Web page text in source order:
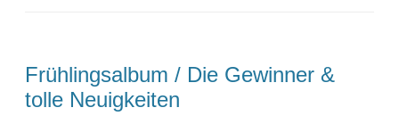
Frühlingsalbum / Die Gewinner &
tolle Neuigkeiten